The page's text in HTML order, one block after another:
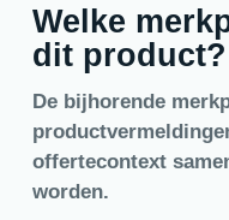
Welke
dit product?
De bijhorende
offertecontext
worden.